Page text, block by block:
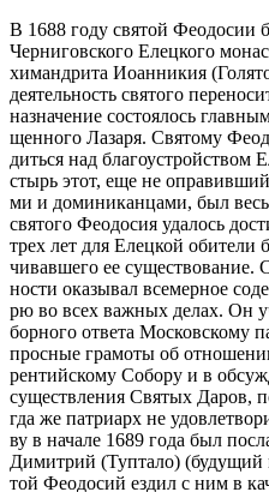
В 1688 го­ду свя­той Фе­о­до­сии
Чер­ни­гов­ско­го Елец­ко­го
хи­манд­ри­та Иоан­ни­кия
де­я­тель­ность свя­то­го
на­зна­че­ние со­сто­я­лось
щен­но­го Ла­за­ря. Свя­то­му
дить­ся над бла­го­устрой­ством
стырь этот, еще не
ми и до­ми­ни­кан­ца­ми, был
свя­то­го Фе­о­до­сия уда­лось
трех лет для Елец­кой оби­те­ли
чи­вав­ше­го ее
но­сти ока­зы­вал все­мер­ное
рю во всех важ­ных де­лах. Он
бор­но­го от­ве­та Мос­ков­ско­му
прос­ные гра­мо­ты об
рен­тий­ско­му Со­бо­ру и в
су­ществ­ле­ния Свя­тых Да­ров,
гда же пат­ри­арх не
ву в на­ча­ле 1689 го­да был
Ди­мит­рий (Туп­та­ло) (бу­ду­щий
той Фе­о­до­сий ез­дил с ним в